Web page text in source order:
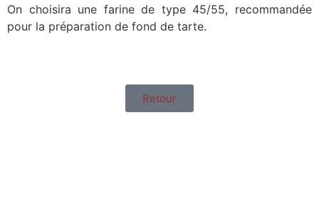
On choisira une farine de type 45/55, recommandée
pour la préparation de fond de tarte.
Retour